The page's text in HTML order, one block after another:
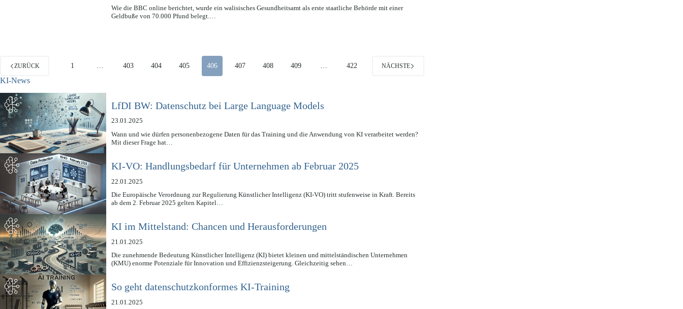
Wie die BBC online berichtet, wurde ein walisisches Gesundheitsamt als erste staatliche Behörde mit einer
Geldbuße von 70.000 Pfund belegt.…
ZURÜCK 1 … 403 404 405 406 407 408 409 … 422 NÄCHSTE
KI-News
LfDI BW: Datenschutz bei Large Language Models
23.01.2025
Wann und wie dürfen personenbezogene Daten für das Training und die Anwendung von KI verarbeitet werden?
Mit dieser Frage hat…
KI-VO: Handlungsbedarf für Unternehmen ab Februar 2025
22.01.2025
Die Europäische Verordnung zur Regulierung Künstlicher Intelligenz (KI-VO) tritt stufenweise in Kraft. Bereits
ab dem 2. Februar 2025 gelten Kapitel…
KI im Mittelstand: Chancen und Herausforderungen
21.01.2025
Die zunehmende Bedeutung Künstlicher Intelligenz (KI) bietet kleinen und mittelständischen Unternehmen
(KMU) enorme Potenziale für Innovation und Effizienzsteigerung. Gleichzeitig sehen…
So geht datenschutzkonformes KI-Training
21.01.2025